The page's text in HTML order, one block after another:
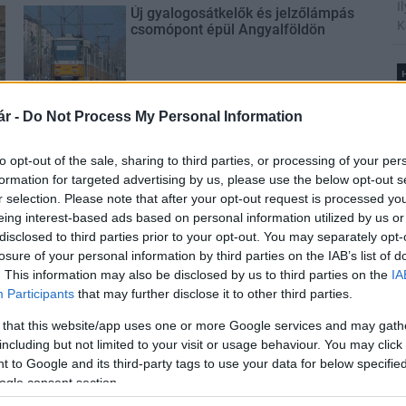
- Do Not Process My Personal Information
opt-out of the sale, sharing to third parties, or processing of your
for targeted advertising by us, please use the below opt-out
selection. Please note that after your opt-out request is processed
interest-based ads based on personal information utilized by us
to third parties prior to your opt-out. You may separately
of your personal information by third parties on the IAB’s list of
This information may also be disclosed by us to third parties on the
Participants that may further disclose it to other third parties.
that this website/app uses one or more Google services and may
but not limited to your visit or usage behaviour. You may
to Google and its third-party tags to use your data for below
consent section.
Új gyalogosátkelők és jelzőlámpás
csomópont épül Angyalföldön
Másfélszeresére bővítik
Hódmezővásárhely jó hírű
Látványos építési szakasz indult
be a Flórián téri felüljárón
mérföldköve a felülvizsgálat
árnyékában?